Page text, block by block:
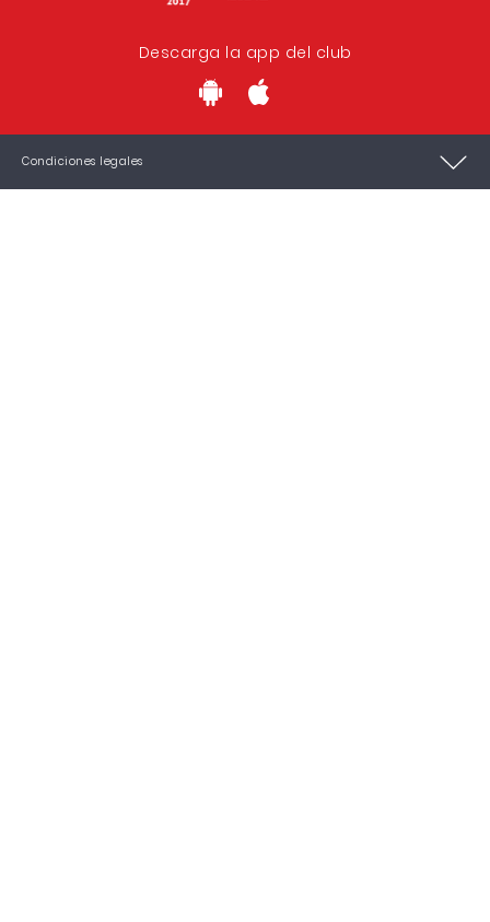
Descarga la app del club
Condiciones legales